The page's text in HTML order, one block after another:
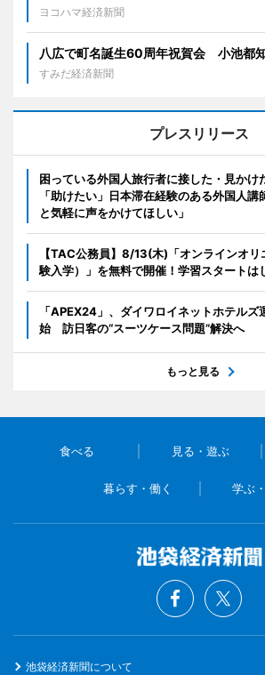
ヨコハマ経済新聞
八広で町名誕生60周年祝賀会 小池都
すみだ経済新聞
プレスリリース
困っている外国人旅行者に接した・見か
「助けたい」日本滞在経験のある外国人
と気軽に声をかけてほしい」
【TAC公務員】8/13(木)「オンラインオ
験入学）」を無料で開催！学習スタートは
「APEX24」、ダイワロイネットホテル
始 訪日客の“スーツケース問題”解決へ
もっと見る
食べる 見る・遊ぶ
暮らす・働く 学ぶ
池袋経済新聞について